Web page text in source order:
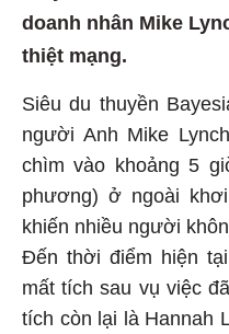
doanh nhân Mike
thiệt mạng.
Siêu du thuyền
người Anh Mike
chìm vào khoảng 5
phương) ở ngoài
khiến nhiều người
Đến thời điểm hiện
mất tích sau vụ việc
tích còn lại là Hannah